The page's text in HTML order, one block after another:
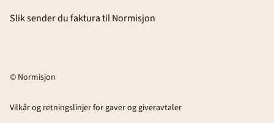
Slik sender du faktura til Normisjon
© Normisjon
Vilkår og retningslinjer for gaver og giveravtaler